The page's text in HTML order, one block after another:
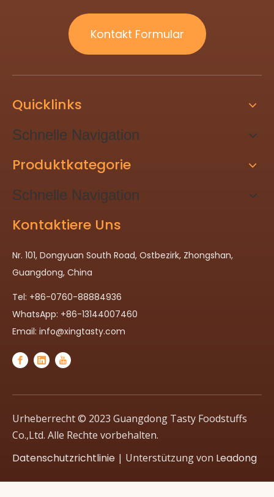
Kontakt Formular
Quicklinks
Schnelle Navigation
Produktkategorie
Schnelle Navigation
Kontaktiere Uns
Nr. 101, Dongyuan South Road, Ostbezirk, Zhongshan,
Guangdong, China
Tel: +86-0760-88884936
WhatsApp: +86-13144007460
Email: info@xingtasty.com
Urheberrecht © 2023 Guangdong Tasty Foodstuffs
Co.,Ltd. Alle Rechte vorbehalten.
Datenschutzrichtlinie | Unterstützung von Leadong